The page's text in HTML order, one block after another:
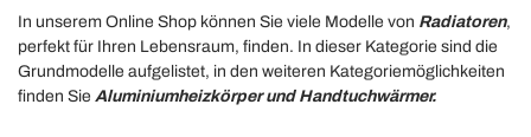
pubblicità e social media, i quali potrebbero combinarle
con altre informazioni che ha fornito loro o che hanno
raccolto dal suo utilizzo dei loro servizi.
In unserem Online Shop können Sie viele Modelle von Radiatoren,
perfekt für Ihren Lebensraum, finden. In dieser Kategorie sind die
Grundmodelle aufgelistet, in den weiteren Kategoriemöglichkeiten
finden Sie Aluminiumheizkörper und Handtuchwärmer.